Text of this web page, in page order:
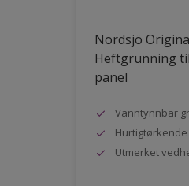
Nordsjö
Heftgrunning
panel
Vanntynnbar
Hurtigtørkende
Utmerket